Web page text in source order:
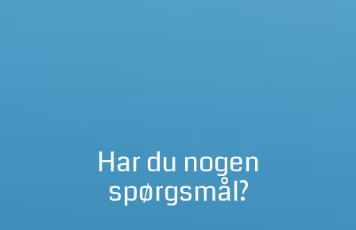
Har du nogen
spørgsmål?